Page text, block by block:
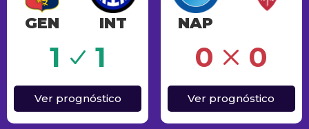
GEN INT
1 1
Ver prognóstico
NAP
0
Erro 0
Ver prognóstico